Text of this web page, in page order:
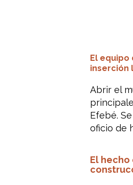
El equipo
inserción
Abrir el
Efebé.
oficio de
El